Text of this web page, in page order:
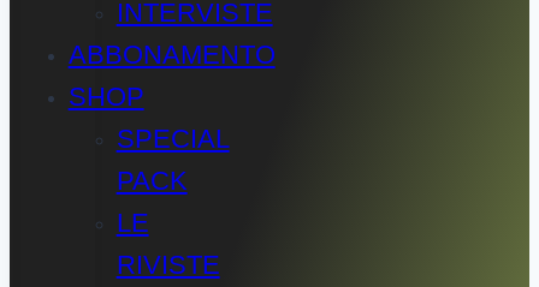
INTERVISTE
ABBONAMENTO
SHOP
SPECIAL
PACK
LE
RIVISTE